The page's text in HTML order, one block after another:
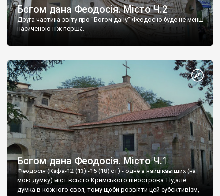
Богом дана Феодосія. Місто Ч.2
Друга частина звіту про "Богом дану" Феодосію буде не менш
насиченою ніж перша.
Богом дана Феодосія. Місто Ч.1
Феодосія (Кафа-12 (13) -15 (18) ст) - одне з найцікавіших (на
мою думку) міст всього Кримського півострова .Ну,але
думка в кожного своя, тому щоби розвіяти цей субєктивізм,